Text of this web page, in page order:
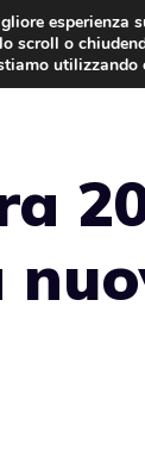
esperienza
scroll o